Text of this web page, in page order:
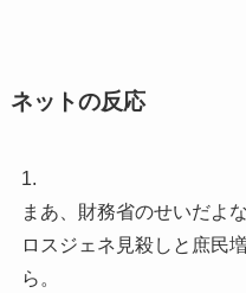
ネットの反応
1.
まあ、財務省のせいだよな
ロスジェネ見殺しと庶民
ら。